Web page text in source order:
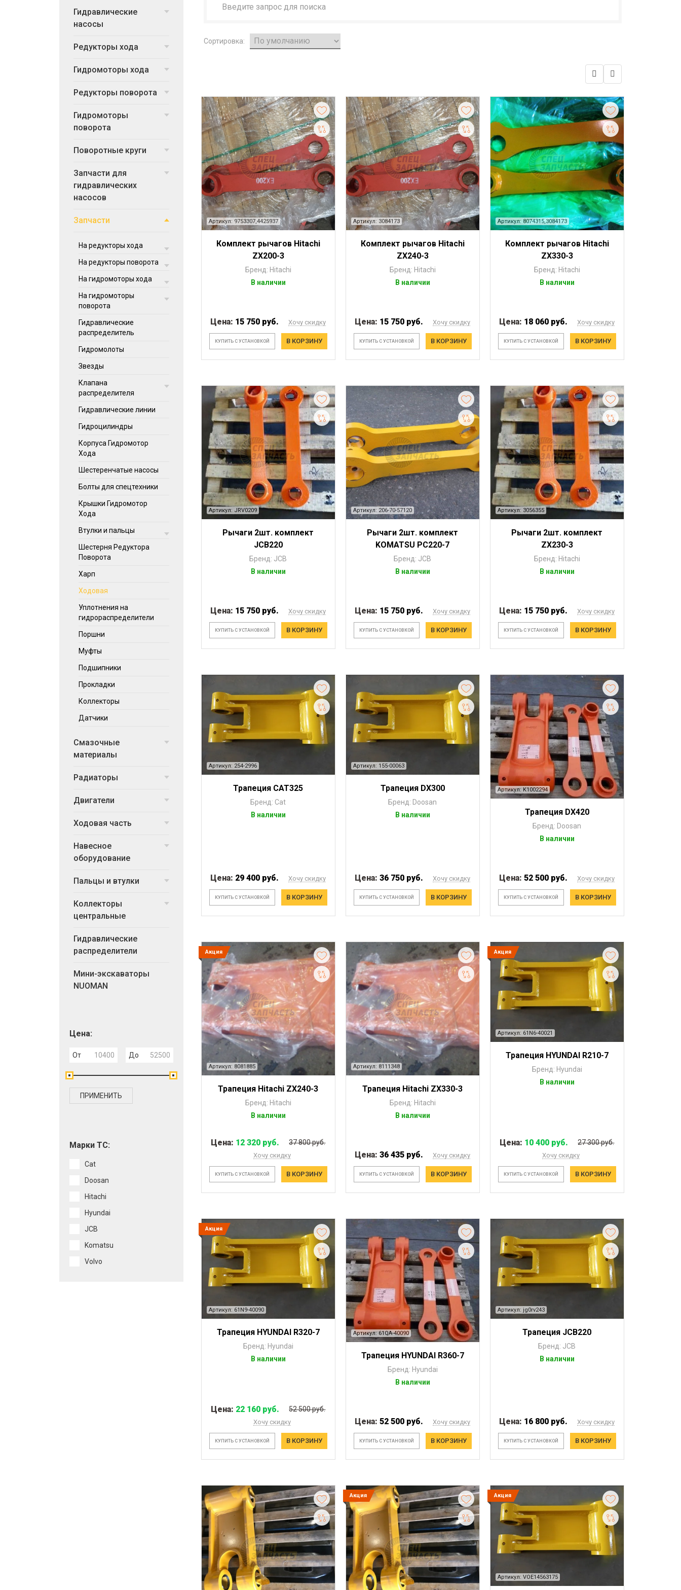
Гидравлические
насосы
Редукторы хода
Гидромоторы хода
Редукторы поворота
Гидромоторы
поворота
Поворотные круги
Запчасти для
гидравлических
насосов
Запчасти
На редукторы хода
На редукторы поворота
На гидромоторы хода
На гидромоторы
поворота
Гидравлические
распределитель
Гидромолоты
Звезды
Клапана
распределителя
Гидравлические линии
Гидроцилиндры
Корпуса Гидромотор
Хода
Шестеренчатые насосы
Болты для спецтехники
Крышки Гидромотор
Хода
Втулки и пальцы
Шестерня Редуктора
Поворота
Харп
Ходовая
Уплотнения на
гидрораспределители
Поршни
Муфты
Подшипники
Прокладки
Коллекторы
Датчики
Смазочные
материалы
Радиаторы
Двигатели
Ходовая часть
Навесное
оборудование
Пальцы и втулки
Коллекторы
центральные
Гидравлические
распределители
Мини-экскаваторы
NUOMAN
Цена:
От До
ПРИМЕНИТЬ
Марки ТС:
Cat
Doosan
Hitachi
Hyundai
JCB
Komatsu
Volvo
Сортировка:
Артикул: 9753307,4425937
Комплект рычагов Hitachi
ZX200-3
Бренд: Hitachi
В наличии
Цена: 15 750 руб. Хочу скидку
КУПИТЬ С УСТАНОВКОЙ В КОРЗИНУ
Артикул: 3084173
Комплект рычагов Hitachi
ZX240-3
Бренд: Hitachi
В наличии
Цена: 15 750 руб. Хочу скидку
КУПИТЬ С УСТАНОВКОЙ В КОРЗИНУ
Артикул: 8074315,3084173
Комплект рычагов Hitachi
ZX330-3
Бренд: Hitachi
В наличии
Цена: 18 060 руб. Хочу скидку
КУПИТЬ С УСТАНОВКОЙ В КОРЗИНУ
Артикул: JRV0209
Рычаги 2шт. комплект
JCB220
Бренд: JCB
В наличии
Цена: 15 750 руб. Хочу скидку
КУПИТЬ С УСТАНОВКОЙ В КОРЗИНУ
Артикул: 206-70-57120
Рычаги 2шт. комплект
KOMATSU PC220-7
Бренд: JCB
В наличии
Цена: 15 750 руб. Хочу скидку
КУПИТЬ С УСТАНОВКОЙ В КОРЗИНУ
Артикул: 3056355
Рычаги 2шт. комплект
ZX230-3
Бренд: Hitachi
В наличии
Цена: 15 750 руб. Хочу скидку
КУПИТЬ С УСТАНОВКОЙ В КОРЗИНУ
Артикул: 254-2996
Трапеция CAT325
Бренд: Cat
В наличии
Цена: 29 400 руб. Хочу скидку
КУПИТЬ С УСТАНОВКОЙ В КОРЗИНУ
Артикул: 155-00063
Трапеция DX300
Бренд: Doosan
В наличии
Цена:36 750 руб. Хочу скидку
КУПИТЬ С УСТАНОВКОЙ В КОРЗИНУ
Артикул: K1002294
Трапеция DX420
Бренд: Doosan
В наличии
Цена:52 500 руб. Хочу скидку
КУПИТЬ С УСТАНОВКОЙ В КОРЗИНУ
Акция
Артикул: 8081885
Трапеция Hitachi ZX240-3
Бренд: Hitachi
В наличии
Цена: 12 320 руб. 37 800 руб.
Хочу скидку
КУПИТЬ С УСТАНОВКОЙ В КОРЗИНУ
Артикул: 8111348
Трапеция Hitachi ZX330-3
Бренд: Hitachi
В наличии
Цена:36 435 руб. Хочу скидку
КУПИТЬ С УСТАНОВКОЙ В КОРЗИНУ
Акция
Артикул: 61N6-40021
Трапеция HYUNDAI R210-7
Бренд: Hyundai
В наличии
Цена: 10 400 руб. 27 300 руб.
Хочу скидку
КУПИТЬ С УСТАНОВКОЙ В КОРЗИНУ
Акция
Артикул: 61N9-40090
Трапеция HYUNDAI R320-7
Бренд: Hyundai
В наличии
Цена: 22 160 руб. 52 500 руб.
Хочу скидку
КУПИТЬ С УСТАНОВКОЙ В КОРЗИНУ
Артикул: 61QA-40090
Трапеция HYUNDAI R360-7
Бренд: Hyundai
В наличии
Цена:52 500 руб. Хочу скидку
КУПИТЬ С УСТАНОВКОЙ В КОРЗИНУ
Артикул: jg0rv243
Трапеция JCB220
Бренд: JCB
В наличии
Цена: 16 800 руб. Хочу скидку
КУПИТЬ С УСТАНОВКОЙ В КОРЗИНУ
Акция Акция
Артикул: VOE14563175